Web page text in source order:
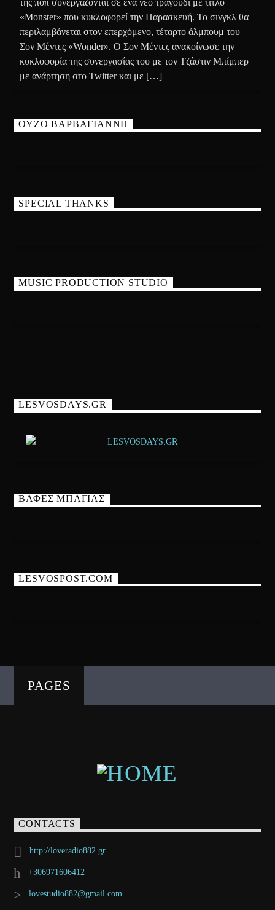
της ποπ συνεργάζονται σε ένα νέο τραγούδι με τίτλο
«Monster» που κυκλοφορεί την Παρασκευή. Το σινγκλ θα
περιλαμβάνεται στον επερχόμενο, τέταρτο άλμπουμ του
Σον Μέντες «Wonder». Ο Σον Μέντες ανακοίνωσε την
κυκλοφορία της συνεργασίας του με τον Τζάστιν Μπίμπερ
με ανάρτηση στο Twitter και με […]
ΟΥΖΟ ΒΑΡΒΑΓΙΑΝΝΗ
SPECIAL THANKS
MUSIC PRODUCTION STUDIO
LESVOSDAYS.GR
ΒΑΦΕΣ ΜΠΑΓΙΑΣ
LESVOSPOST.COM
PAGES
CONTACTS
http://loveradio882.gr
+306971606412
lovestudio882@gmail.com